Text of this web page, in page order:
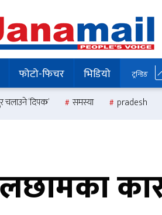
फोटो-फिचर भिडियो ट्रन्डिङ
चलाउने ‘दिपक’ समस्या pradesh